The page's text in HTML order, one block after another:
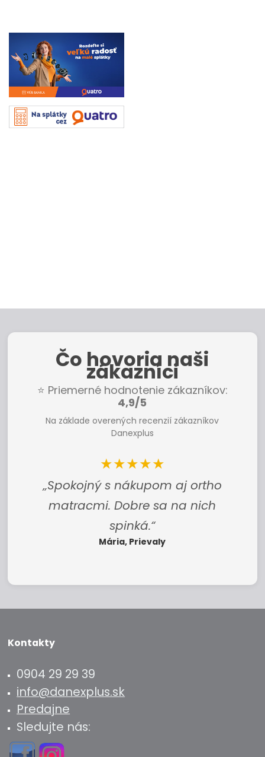
Čo hovoria naši
zákazníci
⭐ Priemerné hodnotenie zákazníkov:
4,9/5
Na základe overených recenzií zákazníkov
Danexplus
★★★★★
„Spokojný s nákupom aj ortho
matracmi. Dobre sa na nich
spinká.“
Mária, Prievaly
Kontakty
0904 29 29 39
info@danexplus.sk
Predajne
Sledujte nás: